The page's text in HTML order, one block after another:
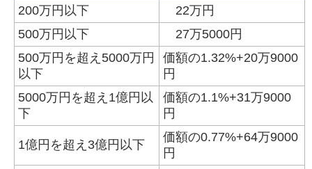
200万円以下
22万円
500万円以下
27万5000円
500万円を超え5000万円
以下
価額の1.32%+20万9000
円
5000万円を超え1億円以
下
価額の1.1%+31万9000
円
1億円を超え3億円以下
価額の0.77%+64万9000
円